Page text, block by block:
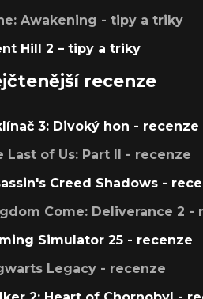
Awakening - tipy a triky
Hill 2 – tipy a triky
recenze
3: Divoký hon - recenze
Last of Us: Part II - recenze
Creed Shadows -
Come: Deliverance 2 -
Simulator 25 - recenze
Legacy - recenze